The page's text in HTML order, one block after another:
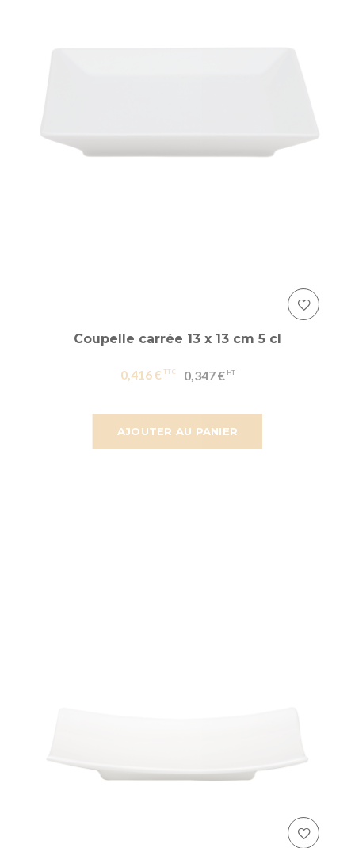
AJOUTER AU PANIER
Coupelle carrée 13 x 13 cm 5 cl
0,416 € 0,347 €